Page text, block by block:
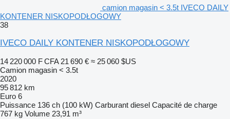
camion magasin < 3.5t IVECO DAILY
KONTENER NISKOPODŁOGOWY
38
IVECO DAILY KONTENER NISKOPODŁOGOWY
14 220 000 F CFA 21 690 € ≈ 25 060 $US
Camion magasin < 3.5t
2020
95 812 km
Euro 6
Puissance 136 ch (100 kW) Carburant diesel Capacité de charge
767 kg Volume 23,91 m³